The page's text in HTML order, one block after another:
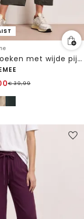
7/8 Broeken met wijde pijpen
€39,99